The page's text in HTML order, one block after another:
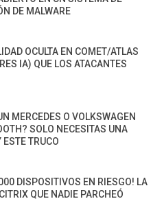
DE MALWARE
OCULTA EN COMET/ATLAS
IA) QUE LOS ATACANTES
MERCEDES O VOLKSWAGEN
SOLO NECESITAS UNA
TRUCO
DISPOSITIVOS EN RIESGO! LA
QUE NADIE PARCHEÓ